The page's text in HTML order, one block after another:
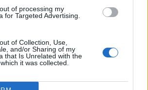
of processing my
for Targeted Advertising.
of Collection, Use,
and/or Sharing of my
that Is Unrelated with the
it was collected.
a törlesztési moratórium 2020 végi
Az NPL-ráták, a
és a negatív adóslista március végére
és ügyfeleiknek azonban már
a moratórium lejártára.